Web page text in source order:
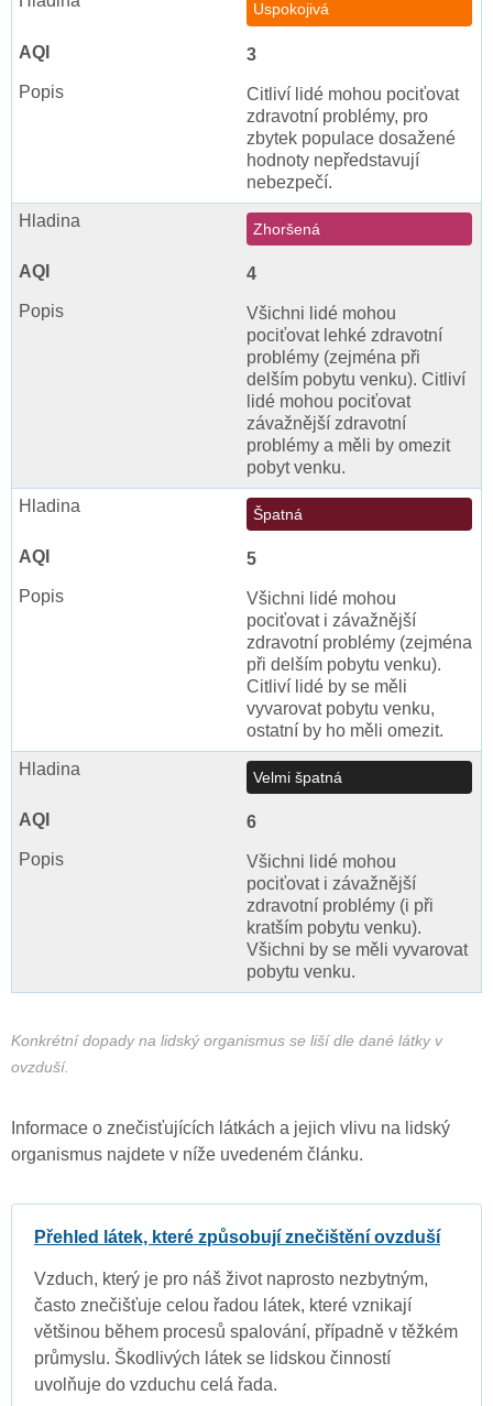
Uspokojivá
3
Citliví lidé mohou pociťovat
zdravotní problémy, pro
zbytek populace dosažené
hodnoty nepředstavují
nebezpečí.
Zhoršená
4
Všichni lidé mohou
pociťovat lehké zdravotní
problémy (zejména při
delším pobytu venku). Citliví
lidé mohou pociťovat
závažnější zdravotní
problémy a měli by omezit
pobyt venku.
Špatná
5
Všichni lidé mohou
pociťovat i závažnější
zdravotní problémy (zejména
při delším pobytu venku).
Citliví lidé by se měli
vyvarovat pobytu venku,
ostatní by ho měli omezit.
Velmi špatná
6
Všichni lidé mohou
pociťovat i závažnější
zdravotní problémy (i při
kratším pobytu venku).
Všichni by se měli vyvarovat
pobytu venku.
Konkrétní dopady na lidský organismus se liší dle dané látky v
ovzduší.
Informace o znečisťujících látkách a jejich vlivu na lidský
organismus najdete v níže uvedeném článku.
Přehled látek, které způsobují znečištění ovzduší
Vzduch, který je pro náš život naprosto nezbytným,
často znečišťuje celou řadou látek, které vznikají
většinou během procesů spalování, případně v těžkém
průmyslu. Škodlivých látek se lidskou činností
uvolňuje do vzduchu celá řada.